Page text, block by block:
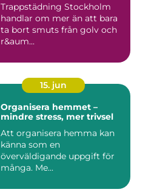
Trappstädning Stockholm
handlar om mer än att bara
ta bort smuts från golv och
r&aum...
15. jun
Organisera hemmet –
mindre stress, mer trivsel
Att organisera hemma kan
känna som en
överväldigande uppgift för
många. Me...